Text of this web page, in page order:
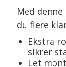
Med
du flere
Ekstra
sikrer
Let